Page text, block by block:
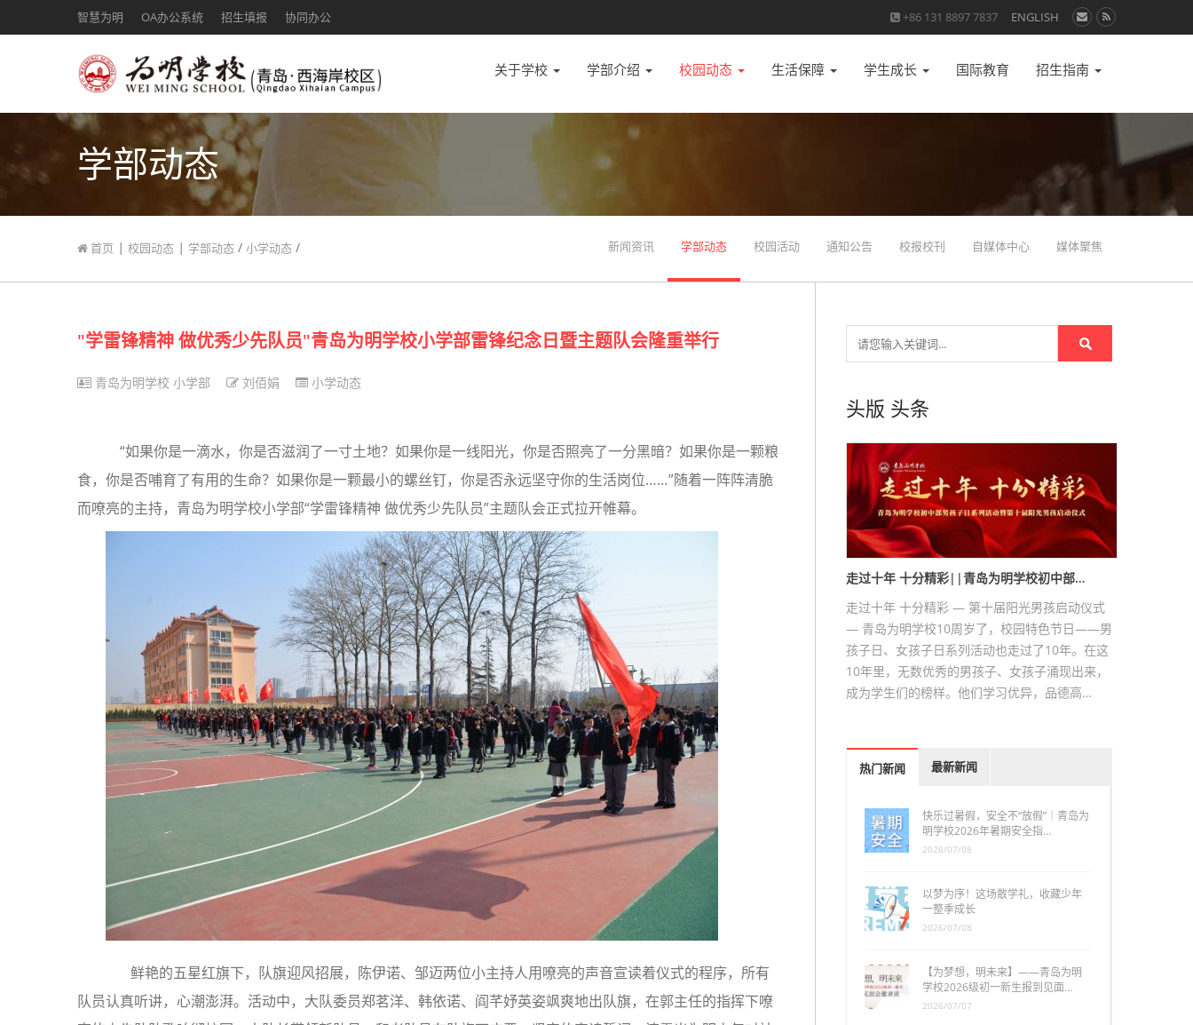
智慧为明 OA办公系统 招生填报 协同办公 +86 131 8897 7837 ENGLISH
关于学校 学部介绍 校园动态 生活保障 学生成长 国际教育 招生指南
学部动态
首页 | 校园动态 | 学部动态 / 小学动态 / 新闻资讯 学部动态 校园活动 通知公告 校报校刊 自媒体中心 媒体聚焦
"学雷锋精神 做优秀少先队员"青岛为明学校小学部雷锋纪念日暨主题队会隆重举行
青岛为明学校 小学部 刘佰娟 小学动态
“如果你是一滴水，你是否滋润了一寸土地？如果你是一线阳光，你是否照亮了一分黑暗？如果你是一颗粮
食，你是否哺育了有用的生命？如果你是一颗最小的螺丝钉，你是否永远坚守你的生活岗位……”随着一阵阵清脆
而嘹亮的主持，青岛为明学校小学部“学雷锋精神 做优秀少先队员”主题队会正式拉开帷幕。
鲜艳的五星红旗下，队旗迎风招展，陈伊诺、邹迈两位小主持人用嘹亮的声音宣读着仪式的程序，所有
队员认真听讲，心潮澎湃。活动中，大队委员郑茗洋、韩依诺、阎芊妤英姿飒爽地出队旗，在郭主任的指挥下嘹
头版 头条
走过十年 十分精彩||青岛为明学校初中部…
走过十年 十分精彩 — 第十届阳光男孩启动仪式
— 青岛为明学校10周岁了，校园特色节日——男
孩子日、女孩子日系列活动也走过了10年。在这
10年里，无数优秀的男孩子、女孩子涌现出来，
成为学生们的榜样。他们学习优异，品德高…
热门新闻 最新新闻
快乐过暑假，安全不“放假”｜青岛为
明学校2026年暑期安全指…
2026/07/08
以梦为序！这场散学礼，收藏少年
一整季成长
2026/07/08
【为梦想，明未来】——青岛为明
学校2026级初一新生报到见面…
2026/07/07